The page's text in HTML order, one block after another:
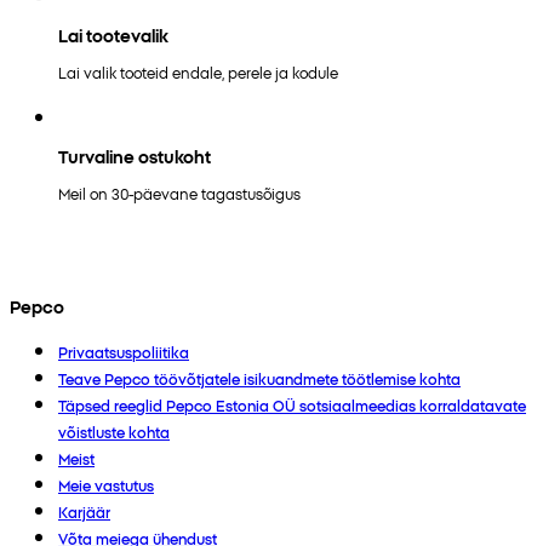
Lai tootevalik
Lai valik tooteid endale, perele ja kodule
Turvaline ostukoht
Meil on 30-päevane tagastusõigus
Pepco
Privaatsuspoliitika
Teave Pepco töövõtjatele isikuandmete töötlemise kohta
Täpsed reeglid Pepco Estonia OÜ sotsiaalmeedias korraldatavate
võistluste kohta
Meist
Meie vastutus
Karjäär
Võta meiega ühendust